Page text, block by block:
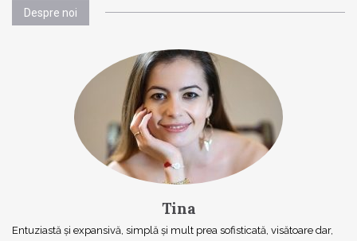
Despre noi
Tina
Entuziastă şi expansivă, simplă şi mult prea sofisticată, visătoare dar,